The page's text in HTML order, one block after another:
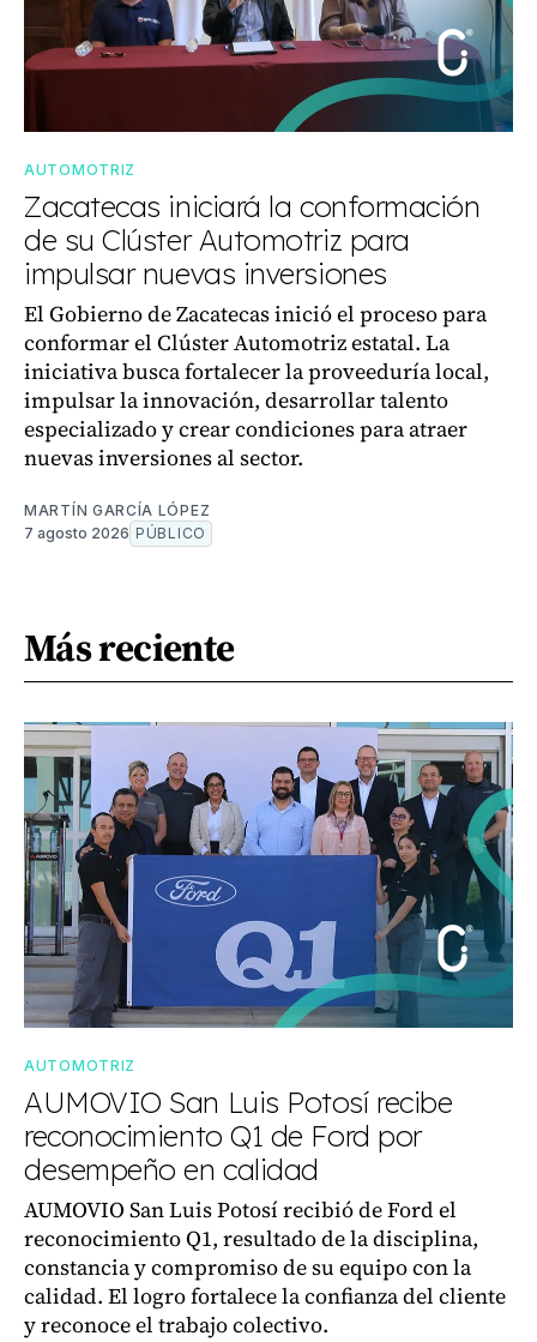
AUTOMOTRIZ
Zacatecas iniciará la conformación
de su Clúster Automotriz para
impulsar nuevas inversiones
El Gobierno de Zacatecas inició el proceso para
conformar el Clúster Automotriz estatal. La
iniciativa busca fortalecer la proveeduría local,
impulsar la innovación, desarrollar talento
especializado y crear condiciones para atraer
nuevas inversiones al sector.
MARTÍN GARCÍA LÓPEZ
7 agosto 2026 PÚBLICO
Más reciente
AUTOMOTRIZ
AUMOVIO San Luis Potosí recibe
reconocimiento Q1 de Ford por
desempeño en calidad
AUMOVIO San Luis Potosí recibió de Ford el
reconocimiento Q1, resultado de la disciplina,
constancia y compromiso de su equipo con la
calidad. El logro fortalece la confianza del cliente
y reconoce el trabajo colectivo.